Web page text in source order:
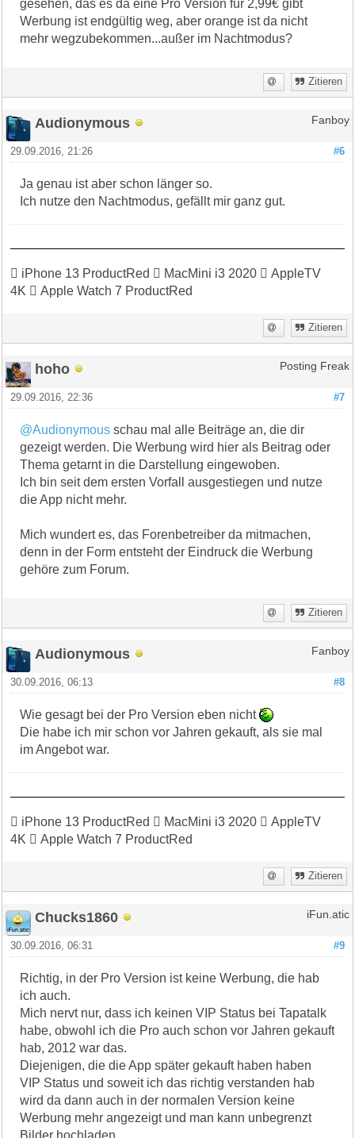
gesehen, das es da eine Pro Version für 2,99€ gibt
Werbung ist endgültig weg, aber orange ist da nicht
mehr wegzubekommen...außer im Nachtmodus?
Zitieren
Audionymous Fanboy
#6
29.09.2016, 21:26
Ja genau ist aber schon länger so.
Ich nutze den Nachtmodus, gefällt mir ganz gut.
 iPhone 13 ProductRed  MacMini i3 2020  AppleTV
4K  Apple Watch 7 ProductRed
Zitieren
hoho Posting Freak
#7
29.09.2016, 22:36
@Audionymous schau mal alle Beiträge an, die dir
gezeigt werden. Die Werbung wird hier als Beitrag oder
Thema getarnt in die Darstellung eingewoben.
Ich bin seit dem ersten Vorfall ausgestiegen und nutze
die App nicht mehr.
Mich wundert es, das Forenbetreiber da mitmachen,
denn in der Form entsteht der Eindruck die Werbung
gehöre zum Forum.
Zitieren
Audionymous Fanboy
#8
30.09.2016, 06:13
Wie gesagt bei der Pro Version eben nicht
Die habe ich mir schon vor Jahren gekauft, als sie mal
im Angebot war.
 iPhone 13 ProductRed  MacMini i3 2020  AppleTV
4K  Apple Watch 7 ProductRed
Zitieren
Chucks1860 iFun.atic
#9
30.09.2016, 06:31
Richtig, in der Pro Version ist keine Werbung, die hab
ich auch.
Mich nervt nur, dass ich keinen VIP Status bei Tapatalk
habe, obwohl ich die Pro auch schon vor Jahren gekauft
hab, 2012 war das.
Diejenigen, die die App später gekauft haben haben
VIP Status und soweit ich das richtig verstanden hab
wird da dann auch in der normalen Version keine
Werbung mehr angezeigt und man kann unbegrenzt
Bilder hochladen.